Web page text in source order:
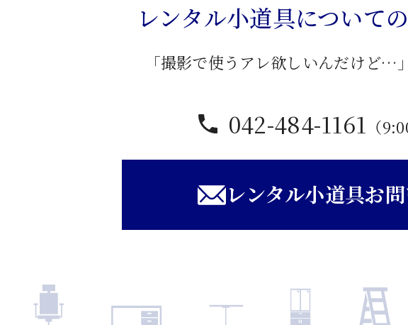
レンタル小道具について
「撮影で使うアレ欲しいんだけど…
042-484-1161 （
レンタル小道具お